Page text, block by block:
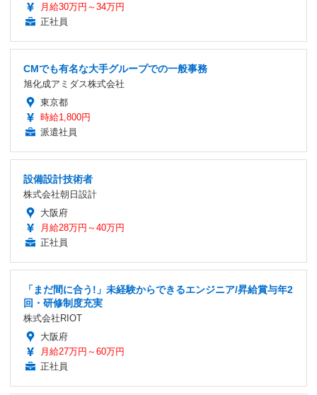
月給30万円～34万円
正社員
CMでも有名な大手グループでの一般事務
旭化成アミダス株式会社
東京都
時給1,800円
派遣社員
設備設計技術者
株式会社朝日設計
大阪府
月給28万円～40万円
正社員
「まだ間に合う!」未経験からできるエンジニア/昇給賞与年2
回・研修制度充実
株式会社RIOT
大阪府
月給27万円～60万円
正社員